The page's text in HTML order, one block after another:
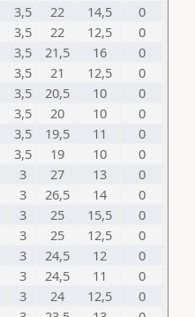
3,5 22 14,5
0
3,5 22 12,5
0
3,5 21,5 16
0
3,5 21 12,5
0
3,5 20,5 10
0
3,5 20 10
0
3,5 19,5 11
0
3,5 19 10
0
3 27 13
0
3 26,5 14
0
3 25 15,5
0
3 25 12,5
0
3 24,5 12
0
3 24,5 11
0
3 24 12,5
0